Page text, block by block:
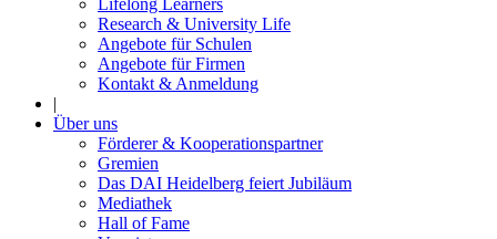
Lifelong Learners
Research & University Life
Angebote für Schulen
Angebote für Firmen
Kontakt & Anmeldung
|
Über uns
Förderer & Kooperationspartner
Gremien
Das DAI Heidelberg feiert Jubiläum
Mediathek
Hall of Fame